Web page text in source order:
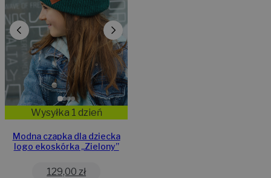
Wysyłka 1 dzień
Modna czapka dla dziecka
logo ekoskórka „Zielony”
129,00 zł